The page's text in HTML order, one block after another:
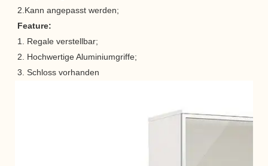
2.Kann angepasst werden;
Feature:
1. Regale verstellbar;
2. Hochwertige Aluminiumgriffe;
3. Schloss vorhanden